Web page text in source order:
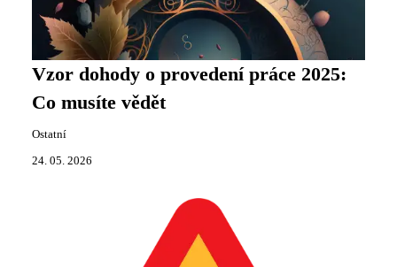
Vzor dohody o provedení práce 2025:
Co musíte vědět
Ostatní
24. 05. 2026